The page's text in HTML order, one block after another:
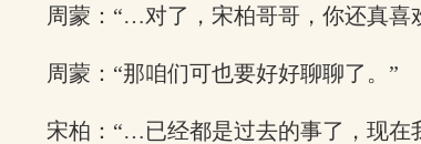
周蒙：“…对了，宋柏哥哥，你还真喜
周蒙：“那咱们可也要好好聊聊了。”
宋柏：“…已经都是过去的事了，现在